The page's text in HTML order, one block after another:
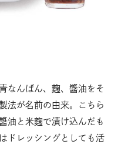
なんばん、麴、醬油をそ
法が名前の由来。こちら
油と米麴で漬け込んだも
ドレッシングとしても活